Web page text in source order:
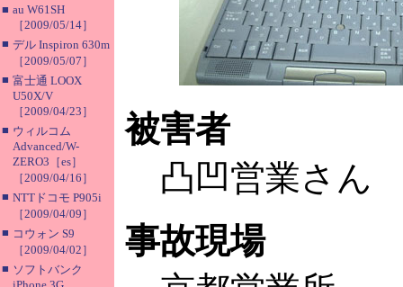
■ au W61SH
［2009/05/14］
■ デル Inspiron 630m
［2009/05/07］
■ 富士通 LOOX
U50X/V
［2009/04/23］
■ ウィルコム
Advanced/W-
ZERO3［es］
［2009/04/16］
■ NTTドコモ P905i
［2009/04/09］
■ コウォン S9
［2009/04/02］
■ ソフトバンク
被害者
凸凹営業さん
事故現場